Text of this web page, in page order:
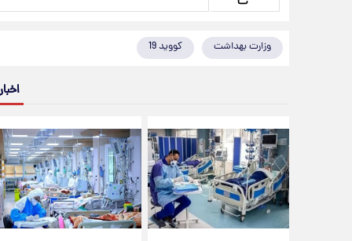
وزارت بهداشت کووید 19